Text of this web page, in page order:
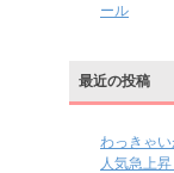
ール
最近の投稿
わっきゃ
人気急上